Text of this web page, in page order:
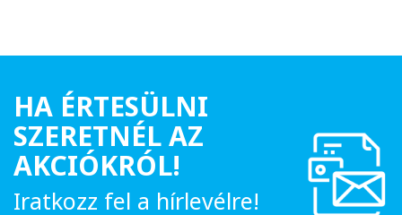
HA ÉRTESÜLNI
SZERETNÉL AZ
AKCIÓKRÓL!
Iratkozz fel a hírlevélre!